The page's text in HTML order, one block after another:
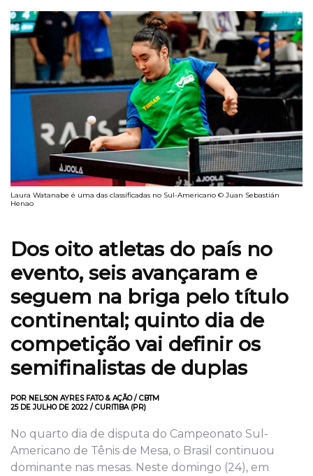
Laura Watanabe é uma das classificadas no Sul-Americano © Juan Sebastián
Henao
Dos oito atletas do país no
evento, seis avançaram e
seguem na briga pelo título
continental; quinto dia de
competição vai definir os
semifinalistas de duplas
POR NELSON AYRES FATO & AÇÃO / CBTM
25 DE JULHO DE 2022 / CURITIBA (PR)
No quarto dia de disputa do Campeonato Sul-
Americano de Tênis de Mesa, o Brasil continuou
dominante nas mesas. Neste domingo (24), em